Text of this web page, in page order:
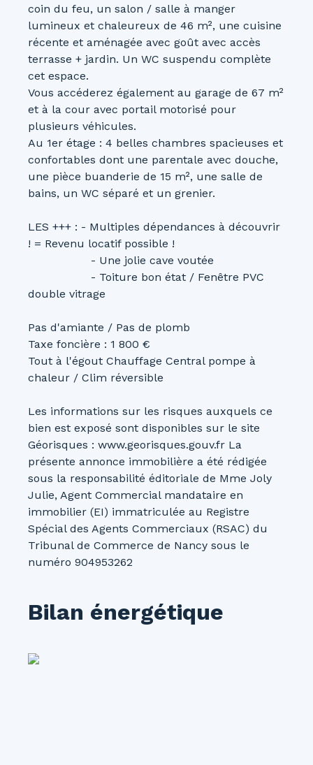
coin du feu, un salon / salle à manger
lumineux et chaleureux de 46 m², une cuisine
récente et aménagée avec goût avec accès
terrasse + jardin. Un WC suspendu complète
cet espace.
Vous accéderez également au garage de 67 m²
et à la cour avec portail motorisé pour
plusieurs véhicules.
Au 1er étage : 4 belles chambres spacieuses et
confortables dont une parentale avec douche,
une pièce buanderie de 15 m², une salle de
bains, un WC séparé et un grenier.
LES +++ : - Multiples dépendances à découvrir
! = Revenu locatif possible !
- Une jolie cave voutée
- Toiture bon état / Fenêtre PVC
double vitrage
Pas d'amiante / Pas de plomb
Taxe foncière : 1 800 €
Tout à l'égout Chauffage Central pompe à
chaleur / Clim réversible
Les informations sur les risques auxquels ce
bien est exposé sont disponibles sur le site
Géorisques : www.georisques.gouv.fr La
présente annonce immobilière a été rédigée
sous la responsabilité éditoriale de Mme Joly
Julie, Agent Commercial mandataire en
immobilier (EI) immatriculée au Registre
Spécial des Agents Commerciaux (RSAC) du
Tribunal de Commerce de Nancy sous le
numéro 904953262
Bilan énergétique